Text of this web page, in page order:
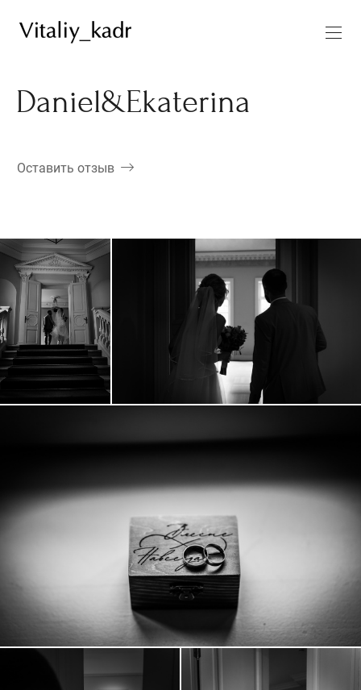
Daniel&Ekaterina
Оставить отзыв